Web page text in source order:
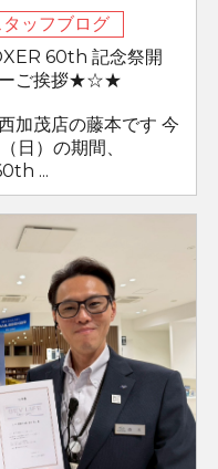
タッフブログ
60th 記念祭開
ーご挨拶★☆★
加茂店の藤本です 今
日）の期間、
...